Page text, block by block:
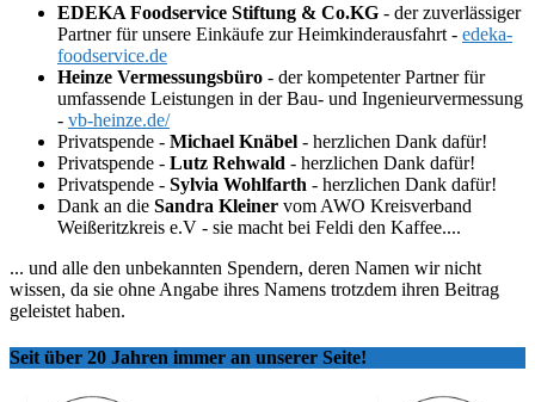
EDEKA Foodservice Stiftung & Co.KG - der zuverlässiger
Partner für unsere Einkäufe zur Heimkinderausfahrt - edeka-
foodservice.de
Heinze Vermessungsbüro - der kompetenter Partner für
umfassende Leistungen in der Bau- und Ingenieurvermessung
- vb-heinze.de/
Privatspende - Michael Knäbel - herzlichen Dank dafür!
Privatspende - Lutz Rehwald - herzlichen Dank dafür!
Privatspende - Sylvia Wohlfarth - herzlichen Dank dafür!
Dank an die Sandra Kleiner vom AWO Kreisverband
Weißeritzkreis e.V - sie macht bei Feldi den Kaffee....
... und alle den unbekannten Spendern, deren Namen wir nicht
wissen, da sie ohne Angabe ihres Namens trotzdem ihren Beitrag
geleistet haben.
Seit über 20 Jahren immer an unserer Seite!